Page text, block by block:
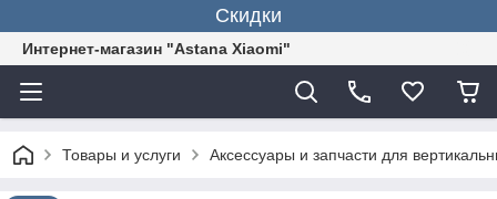
Скидки
Интернет-магазин "Astana Xiaomi"
Товары и услуги Аксессуары и запчасти для